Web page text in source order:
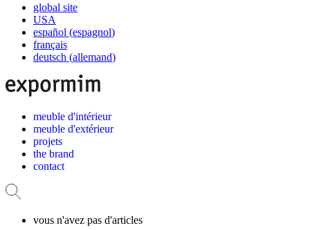
global site
USA
español (espagnol)
français
deutsch (allemand)
meuble d'intérieur
meuble d'extérieur
projets
the brand
contact
vous n'avez pas d'articles